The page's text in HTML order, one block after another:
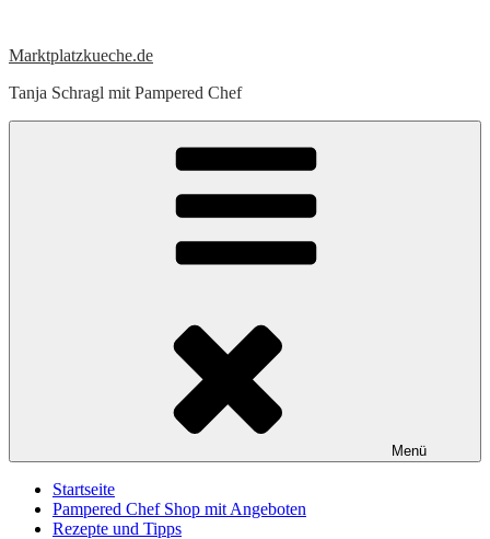
springen
Marktplatzkueche.de
Tanja Schragl mit Pampered Chef
Menü
Startseite
Pampered Chef Shop mit Angeboten
Rezepte und Tipps